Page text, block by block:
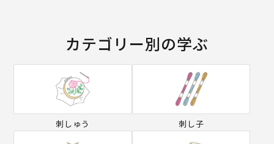
カテゴリー別の学ぶ
刺しゅう 刺し子